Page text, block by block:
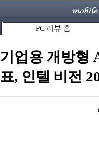
PC 리뷰 홈
기업용 개방형
표, 인텔 비전